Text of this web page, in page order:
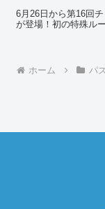
6月26日から第16回
が登場！初の特殊ル
ホーム パ